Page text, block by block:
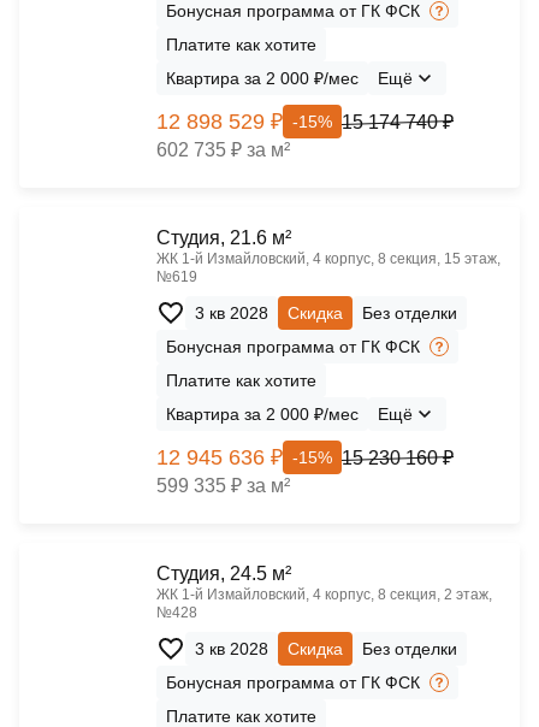
Бонусная программа от ГК ФСК
Платите как хотите
Квартира за 2 000 ₽/мес
Ещё
12 898 529 ₽ -15% 15 174 740 ₽
602 735 ₽ за м²
Cтудия, 21.6 м²
ЖК 1‑й Измайловский, 4 корпус, 8 секция, 15 этаж,
№619
3 кв 2028 Скидка
Без отделки
Бонусная программа от ГК ФСК
Платите как хотите
Квартира за 2 000 ₽/мес
Ещё
12 945 636 ₽ -15% 15 230 160 ₽
599 335 ₽ за м²
Cтудия, 24.5 м²
ЖК 1‑й Измайловский, 4 корпус, 8 секция, 2 этаж,
№428
3 кв 2028 Скидка
Без отделки
Бонусная программа от ГК ФСК
Платите как хотите